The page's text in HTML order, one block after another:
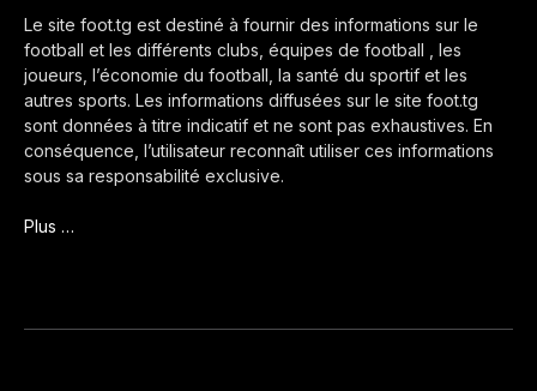
Le site foot.tg est destiné à fournir des informations sur le
football et les différents clubs, équipes de football , les
joueurs, l’économie du football, la santé du sportif et les
autres sports. Les informations diffusées sur le site foot.tg
sont données à titre indicatif et ne sont pas exhaustives. En
conséquence, l’utilisateur reconnaît utiliser ces informations
sous sa responsabilité exclusive.
Plus …